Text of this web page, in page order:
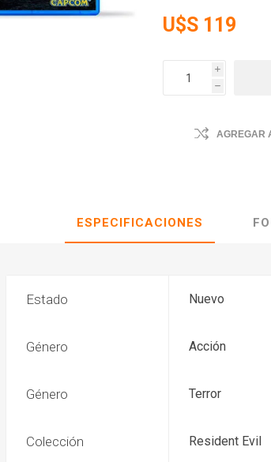
U$S 119
i
h
AGREGAR
ESPECIFICACIONES
Estado Nuevo
Género Acción
Género Terror
Colección Resident Evil